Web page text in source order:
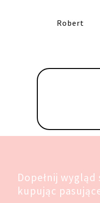
Robert
Dopełnij
kupując